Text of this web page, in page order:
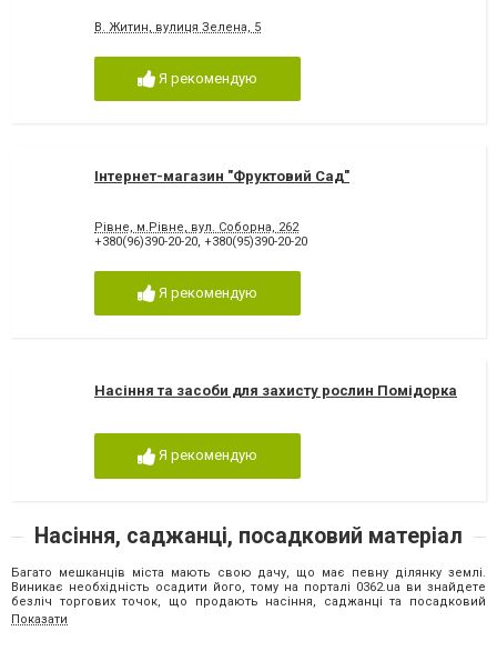
В. Житин, вулиця Зелена, 5
Я рекомендую
Інтернет-магазин "Фруктовий Сад"
Рівне, м.Рівне, вул. Соборна, 262
+380(96)390-20-20, +380(95)390-20-20
Я рекомендую
Насіння та засоби для захисту рослин Помідорка
Я рекомендую
Насіння, саджанці, посадковий матеріал
Багато мешканців міста мають свою дачу, що має певну ділянку землі.
Виникає необхідність осадити його, тому на порталі 0362.ua ви знайдете
безліч торгових точок, що продають насіння, саджанці та посадковий
матеріал у Рівному. Список включає адреси та телефони, за якими можна
звертатися.
Показати